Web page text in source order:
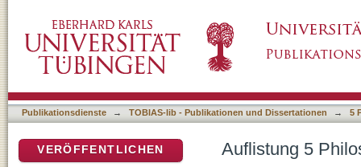
Publikationsdienste → TOBIAS-lib - Publikationen und Dissertationen → 5
Auflistung 5
VERÖFFENTLICHEN